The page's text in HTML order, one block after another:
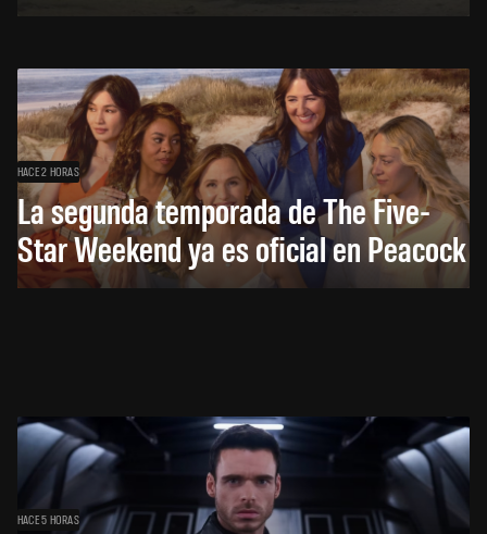
HACE 2 HORAS
La segunda temporada de The Five-
Star Weekend ya es oficial en Peacock
HACE 5 HORAS